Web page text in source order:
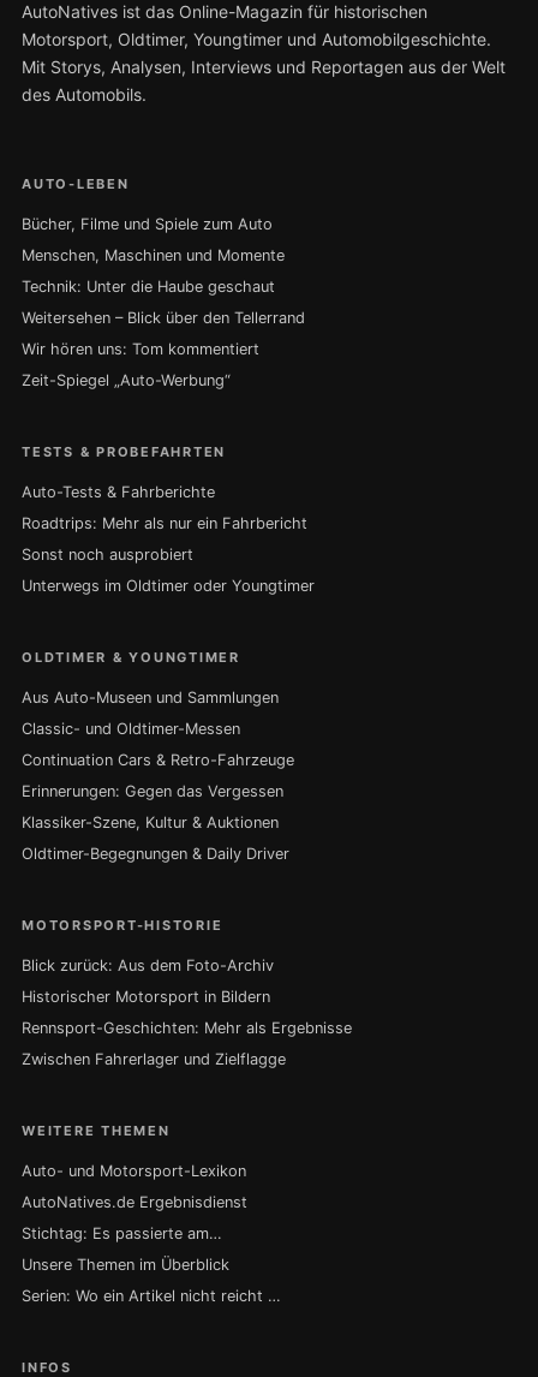
AutoNatives ist das Online-Magazin für historischen
Motorsport, Oldtimer, Youngtimer und Automobilgeschichte.
Mit Storys, Analysen, Interviews und Reportagen aus der Welt
des Automobils.
AUTO-LEBEN
Bücher, Filme und Spiele zum Auto
Menschen, Maschinen und Momente
Technik: Unter die Haube geschaut
Weitersehen – Blick über den Tellerrand
Wir hören uns: Tom kommentiert
Zeit-Spiegel „Auto-Werbung“
TESTS & PROBEFAHRTEN
Auto-Tests & Fahrberichte
Roadtrips: Mehr als nur ein Fahrbericht
Sonst noch ausprobiert
Unterwegs im Oldtimer oder Youngtimer
OLDTIMER & YOUNGTIMER
Aus Auto-Museen und Sammlungen
Classic- und Oldtimer-Messen
Continuation Cars & Retro-Fahrzeuge
Erinnerungen: Gegen das Vergessen
Klassiker-Szene, Kultur & Auktionen
Oldtimer-Begegnungen & Daily Driver
MOTORSPORT-HISTORIE
Blick zurück: Aus dem Foto-Archiv
Historischer Motorsport in Bildern
Rennsport-Geschichten: Mehr als Ergebnisse
Zwischen Fahrerlager und Zielflagge
WEITERE THEMEN
Auto- und Motorsport-Lexikon
AutoNatives.de Ergebnisdienst
Stichtag: Es passierte am…
Unsere Themen im Überblick
Serien: Wo ein Artikel nicht reicht …
INFOS